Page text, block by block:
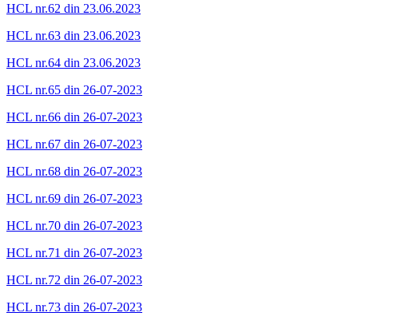
HCL nr.62 din 23.06.2023
HCL nr.63 din 23.06.2023
HCL nr.64 din 23.06.2023
HCL nr.65 din 26-07-2023
HCL nr.66 din 26-07-2023
HCL nr.67 din 26-07-2023
HCL nr.68 din 26-07-2023
HCL nr.69 din 26-07-2023
HCL nr.70 din 26-07-2023
HCL nr.71 din 26-07-2023
HCL nr.72 din 26-07-2023
HCL nr.73 din 26-07-2023